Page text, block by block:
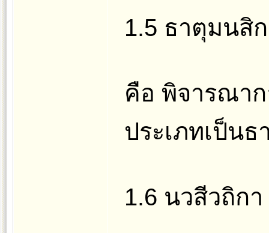
1.5 ธาตุมนสิ
คือ พิจารณา
ประเภทเป็น
1.6 นวสีวถิกา